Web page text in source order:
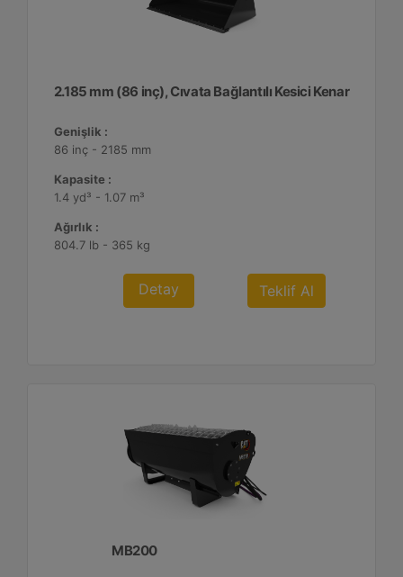
2.185 mm (86 inç), Cıvata Bağlantılı Kesici Kenar
Genişlik :
86 inç - 2185 mm
Kapasite :
1.4 yd³ - 1.07 m³
Ağırlık :
804.7 lb - 365 kg
Detay Teklif Al
MB200